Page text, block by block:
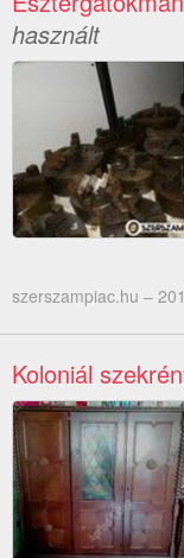
használt
szerszampiac.hu –
Koloniál